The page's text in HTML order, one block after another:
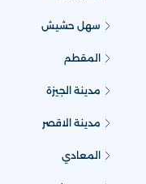
سهل حشيش
المقطم
مدينة الجيزة
مدينة الاقصر
المعادي